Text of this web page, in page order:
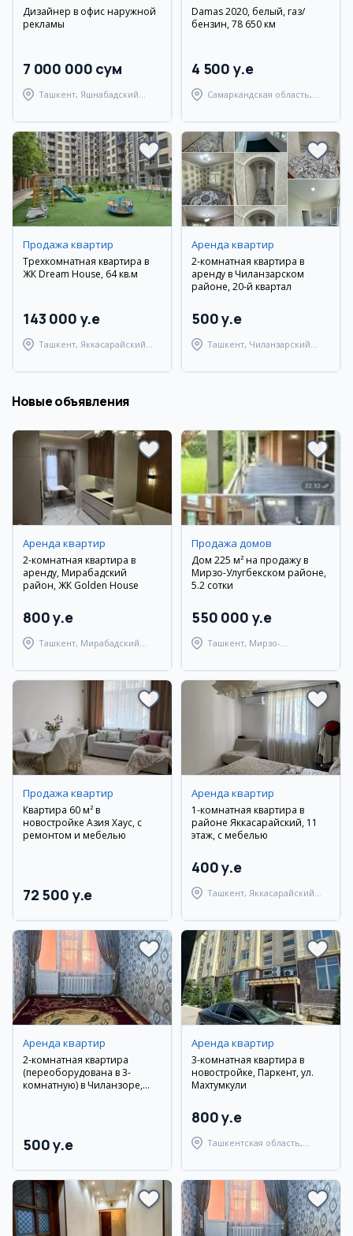
Дизайнер в офис наружной
рекламы
7 000 000 сум
Ташкент, Яшнабадский
Damas 2020, белый, газ/
бензин, 78 650 км
4 500 y.e
Самаркандская область,
Продажа квартир
Трехкомнатная квартира в
ЖК Dream House, 64 кв.м
143 000 y.e
Ташкент, Яккасарайский
Аренда квартир
2-комнатная квартира в
аренду в Чиланзарском
районе, 20-й квартал
500 y.e
Ташкент, Чиланзарский
Новые объявления
Аренда квартир
2-комнатная квартира в
аренду, Мирабадский
район, ЖК Golden House
800 y.e
Ташкент, Мирабадский
Продажа домов
Дом 225 м² на продажу в
Мирзо-Улугбекском районе,
5.2 сотки
550 000 y.e
Ташкент, Мирзо-
Продажа квартир
Квартира 60 м² в
новостройке Азия Хаус, с
ремонтом и мебелью
72 500 y.e
Аренда квартир
1-комнатная квартира в
районе Яккасарайский, 11
этаж, с мебелью
400 y.e
Ташкент, Яккасарайский
Аренда квартир
2-комнатная квартира
(переоборудована в 3-
комнатную) в Чиланзоре,
500 y.e
Аренда квартир
3-комнатная квартира в
новостройке, Паркент, ул.
Махтумкули
800 y.e
Ташкентская область,